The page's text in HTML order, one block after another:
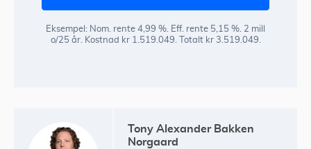
Eksempel: Nom. rente 4,99 %. Eff. rente 5,15 %. 2 mill
o/25 år. Kostnad kr 1.519.049. Totalt kr 3.519.049.
Tony Alexander Bakken
Norgaard